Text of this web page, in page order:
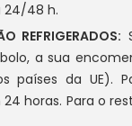
24/48 h.
REFRIGERADOS:
a sua
países da UE).
horas. Para o